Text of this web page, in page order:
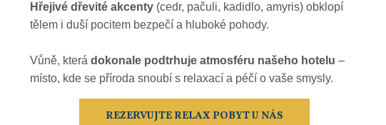
Hřejivé dřevité akcenty (cedr, pačuli, kadidlo, amyris) obklopí
tělem i duší pocitem bezpečí a hluboké pohody.
Vůně, kterádokonale podtrhuje atmosféru našeho hotelu–
místo, kde se příroda snoubí s relaxací a péčí o vaše smysly.
REZERVUJTE RELAX POBYT U NÁS